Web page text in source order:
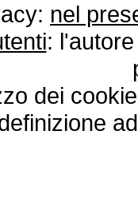
nel
:
dei